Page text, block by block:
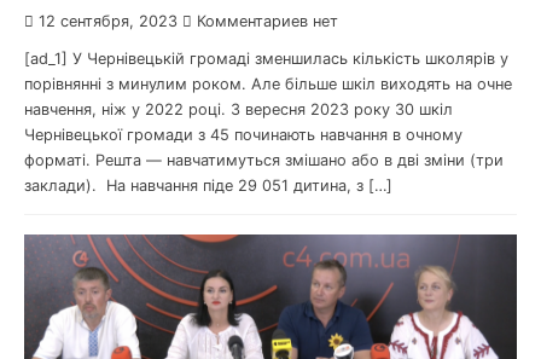
12 сентября, 2023 Комментариев нет
[ad_1] У Чернівецькій громаді зменшилась кількість школярів у
порівнянні з минулим роком. Але більше шкіл виходять на очне
навчення, ніж у 2022 році. З вересня 2023 року 30 шкіл
Чернівецької громади з 45 починають навчання в очному
форматі. Решта — навчатимуться змішано або в дві зміни (три
заклади). На навчання піде 29 051 дитина, з […]